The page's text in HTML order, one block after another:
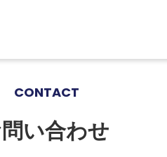
CONTACT
い合わせ